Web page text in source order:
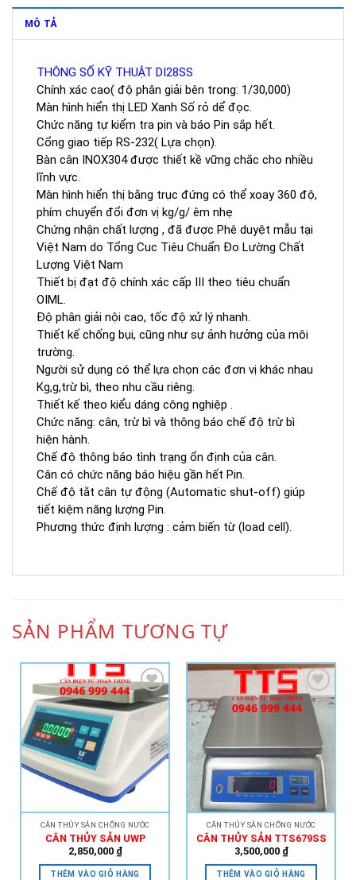
MÔ TẢ
THÔNG SỐ KỸ THUẬT DI28SS
Chính xác cao( độ phân giải bên trong: 1/30,000)
Màn hình hiển thị LED Xanh Số rỏ dể đọc.
Chức năng tự kiểm tra pin và báo Pin sắp hết.
Cổng giao tiếp RS-232( Lựa chọn).
Bàn cân INOX304 được thiết kề vững chắc cho nhiều
lĩnh vực.
Màn hình hiển thị bằng trục đứng có thể xoay 360 độ,
phím chuyển đổi đơn vị kg/g/ êm nhẹ
Chứng nhận chất lượng , đã được Phê duyệt mẫu tại
Việt Nam do Tổng Cuc Tiêu Chuẩn Đo Lường Chất
Lượng Việt Nam
Thiết bị đạt độ chính xác cấp III theo tiêu chuẩn
OIML.
Độ phân giải nội cao, tốc độ xử lý nhanh.
Thiết kế chống bụi, cũng như sự ảnh hưởng của môi
trường.
Người sử dụng có thể lựa chọn các đơn vị khác nhau
Kg,g,trừ bì, theo nhu cầu riêng.
Thiết kế theo kiểu dáng công nghiệp .
Chức năng: cân, trừ bì và thông báo chế độ trừ bì
hiện hành.
Chế độ thông báo tình trạng ổn định của cân.
Cân có chức năng báo hiệu gần hết Pin.
Chế độ tắt cân tự động (Automatic shut-off) giúp
tiết kiệm năng lượng Pin.
Phương thức định lượng : cảm biến từ (load cell).
SẢN PHẨM TƯƠNG TỰ
Add to
Wishlist
CÂN THỦY SẢN CHỐNG NƯỚC
CÂN THỦY SẢN UWP
2,850,000 ₫
THÊM VÀO GIỎ HÀNG
Add to
Wishlist
CÂN THỦY SẢN CHỐNG NƯỚC
CÂN THỦY SẢN TTS679SS
3,500,000 ₫
THÊM VÀO GIỎ HÀNG